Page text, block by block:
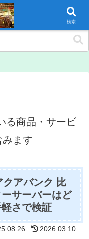
る商品・サービ
ます
アバンク 比
サーバーはど
さで検証
2026.03.10
検索